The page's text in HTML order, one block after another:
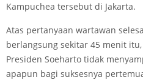
Kampuchea tersebut di Jakarta.
Atas pertanyaan wartawan
berlangsung sekitar 45 menit
Presiden Soeharto tidak
apapun bagi suksesnya